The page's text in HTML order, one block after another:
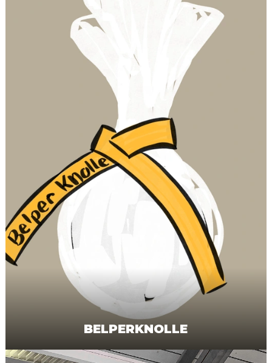
BELPERKNOLLE